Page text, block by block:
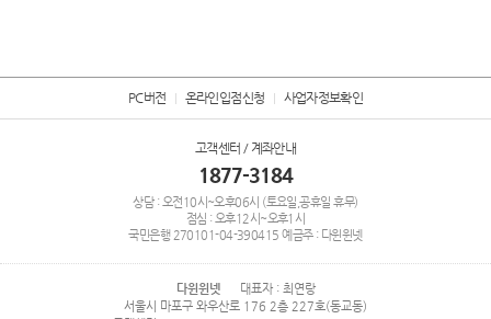
PC버전 온라인입점신청 사업자정보확인
고객센터 / 계좌안내
1877-3184
상담 : 오전10시~오후06시 (토요일,공휴일 휴무)
점심 : 오후12시~오후1시
국민은행 270101-04-390415 예금주 : 다윈윈넷
다윈윈넷
대표자 : 최연랑
서울시 마포구 와우산로 176 2층 227호(동교동)